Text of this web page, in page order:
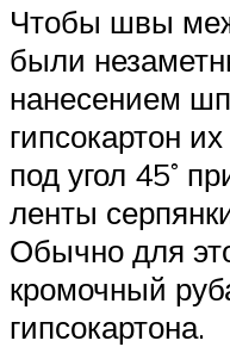
Чтобы швы
были
нанесением
гипсокартон
под угол 45˚
ленты
Обычно для
кромочный
гипсокартона.